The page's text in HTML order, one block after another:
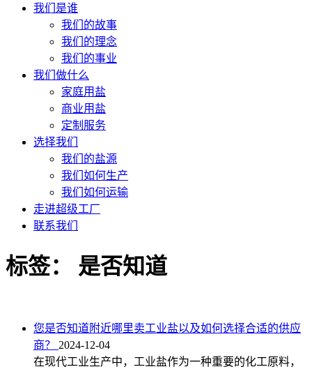
我们是谁
我们的故事
我们的理念
我们的事业
我们做什么
家庭用盐
商业用盐
定制服务
选择我们
我们的盐源
我们如何生产
我们如何运输
走进超级工厂
联系我们
标签： 是否知道
您是否知道附近哪里卖工业盐以及如何选择合适的供应
商？
2024-12-04
在现代工业生产中，工业盐作为一种重要的化工原料，